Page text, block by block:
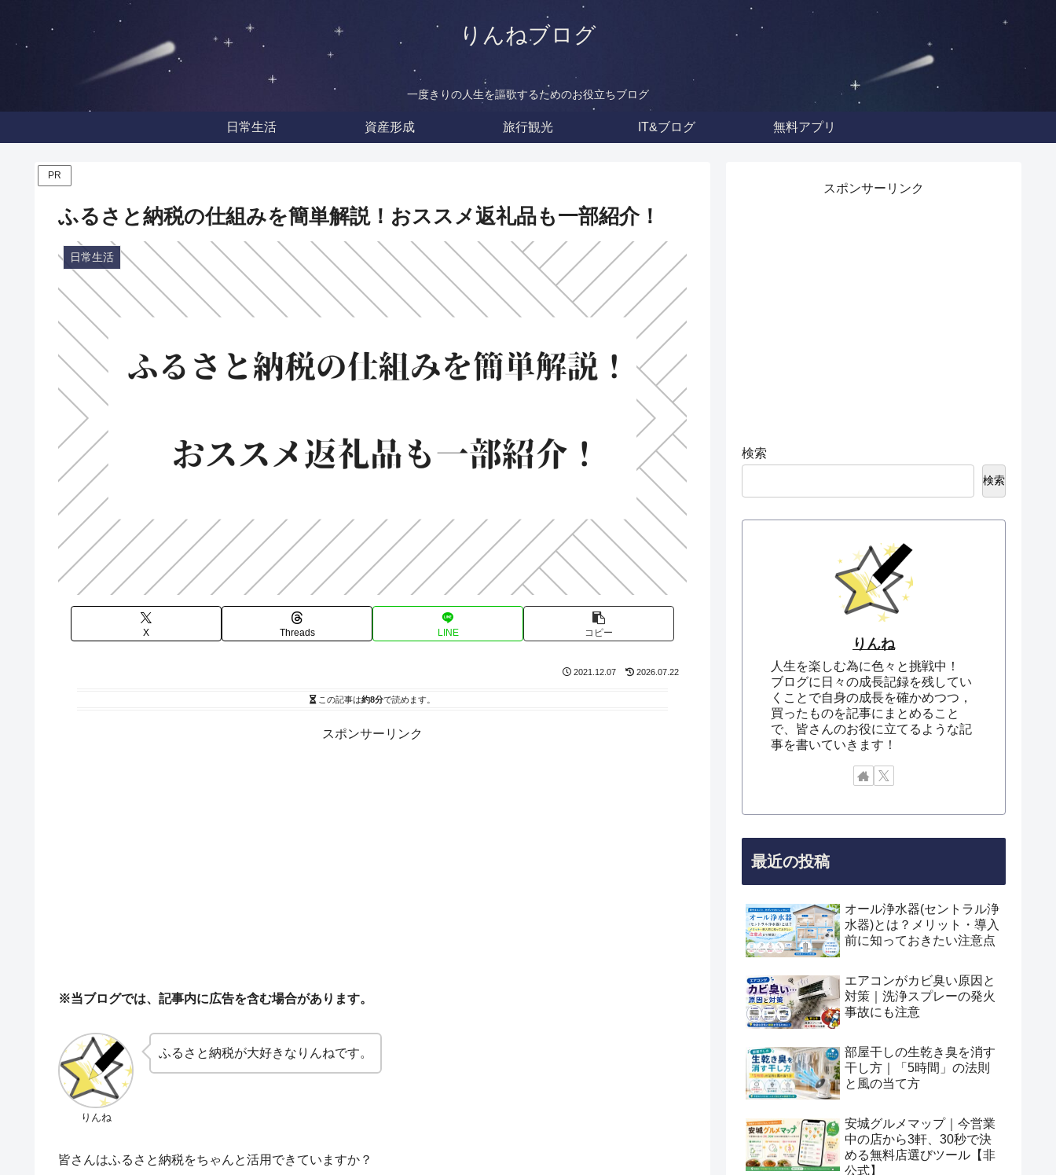
りんねブログ
一度きりの人生を謳歌するためのお役立ちブログ
日常生活 資産形成 旅行観光 IT&ブログ 無料アプリ
PR
ふるさと納税の仕組みを簡単解説！おススメ返礼品も一部紹介！
日常生活
X Threads LINE コピー
2021.12.07 2026.07.22
この記事は約8分で読めます。
スポンサーリンク
※当ブログでは、記事内に広告を含む場合があります。
りんね
ふるさと納税が大好きなりんねです。
皆さんはふるさと納税をちゃんと活用できていますか？
スポンサーリンク
検索
検索
りんね
人生を楽しむ為に色々と挑戦中！
ブログに日々の成長記録を残してい
くことで自身の成長を確かめつつ，
買ったものを記事にまとめること
で、皆さんのお役に立てるような記
事を書いていきます！
最近の投稿
オール浄水器(セントラル浄
水器)とは？メリット・導入
前に知っておきたい注意点
エアコンがカビ臭い原因と
対策｜洗浄スプレーの発火
事故にも注意
部屋干しの生乾き臭を消す
干し方｜「5時間」の法則
と風の当て方
安城グルメマップ｜今営業
中の店から3軒、30秒で決
める無料店選びツール【非
公式】